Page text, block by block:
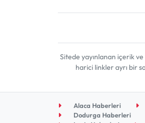
Sitede yayınlanan içerik
harici linkler ayrı bir
Alaca Haberleri
Dodurga Haberleri